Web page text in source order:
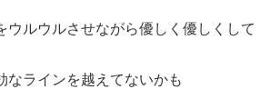
ウルウルさせながら優しく優しくして
なラインを越えてないかも